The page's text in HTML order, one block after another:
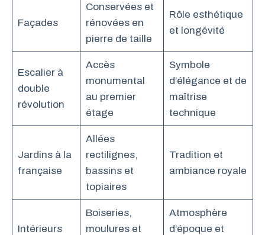
Façades
Conservées et
rénovées en
pierre de taille
Rôle esthétique
et longévité
Escalier à
double
révolution
Accès
monumental
au premier
étage
Symbole
d’élégance et de
maîtrise
technique
Jardins à la
française
Allées
rectilignes,
bassins et
topiaires
Tradition et
ambiance royale
Intérieurs
Boiseries,
moulures et
Atmosphère
d’époque et